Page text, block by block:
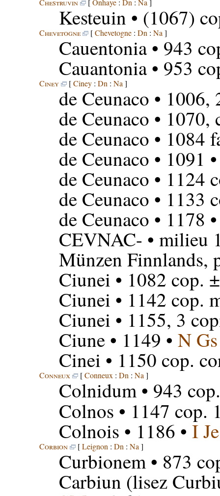
Chestruvin [Onhaye: Dn : Na ]
Kesteuin • (1067)
Chevetogne [Chevetogne: Dn : Na ]
Cauentonia• 943
Cauantonia• 953
Ciney [Ciney: Dn : Na ]
de Ceunaco • 1006,
de Ceunaco • 1070,
de Ceunaco • 1084
de Ceunaco • 1091
de Ceunaco • 1124
de Ceunaco • 1133
de Ceunaco • 1178
CEVNAC- • milieu
Münzen Finnlands,
Ciunei • 1082 cop.
Ciunei • 1142 cop.
Ciunei • 1155, 3
Ciune• 1149 • N Gs
Cinei • 1150 cop.
Conneux [Conneux : Dn : Na ]
Colnidum• 943
Colnos • 1147 cop.
Colnois • 1186 • I Je
Corbion [Leignon : Dn : Na ]
Curbionem• 873
Carbiun (lisez